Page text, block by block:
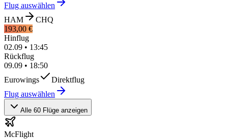
Flug auswählen
HAM
CHQ
193,00 €
Hinflug
02.09 • 13:45
Rückflug
09.09 • 18:50
Eurowings
Direktflug
Flug auswählen
Alle 60 Flüge anzeigen
McFlight